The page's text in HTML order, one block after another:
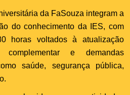
da FaSouza integram a
do conhecimento da IES, com
horas voltados à atualização
complementar e demandas
saúde, segurança pública,